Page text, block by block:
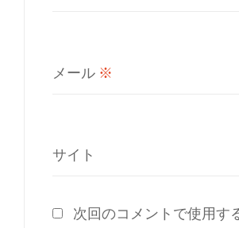
メール ※
サイト
次回のコメントで使用す